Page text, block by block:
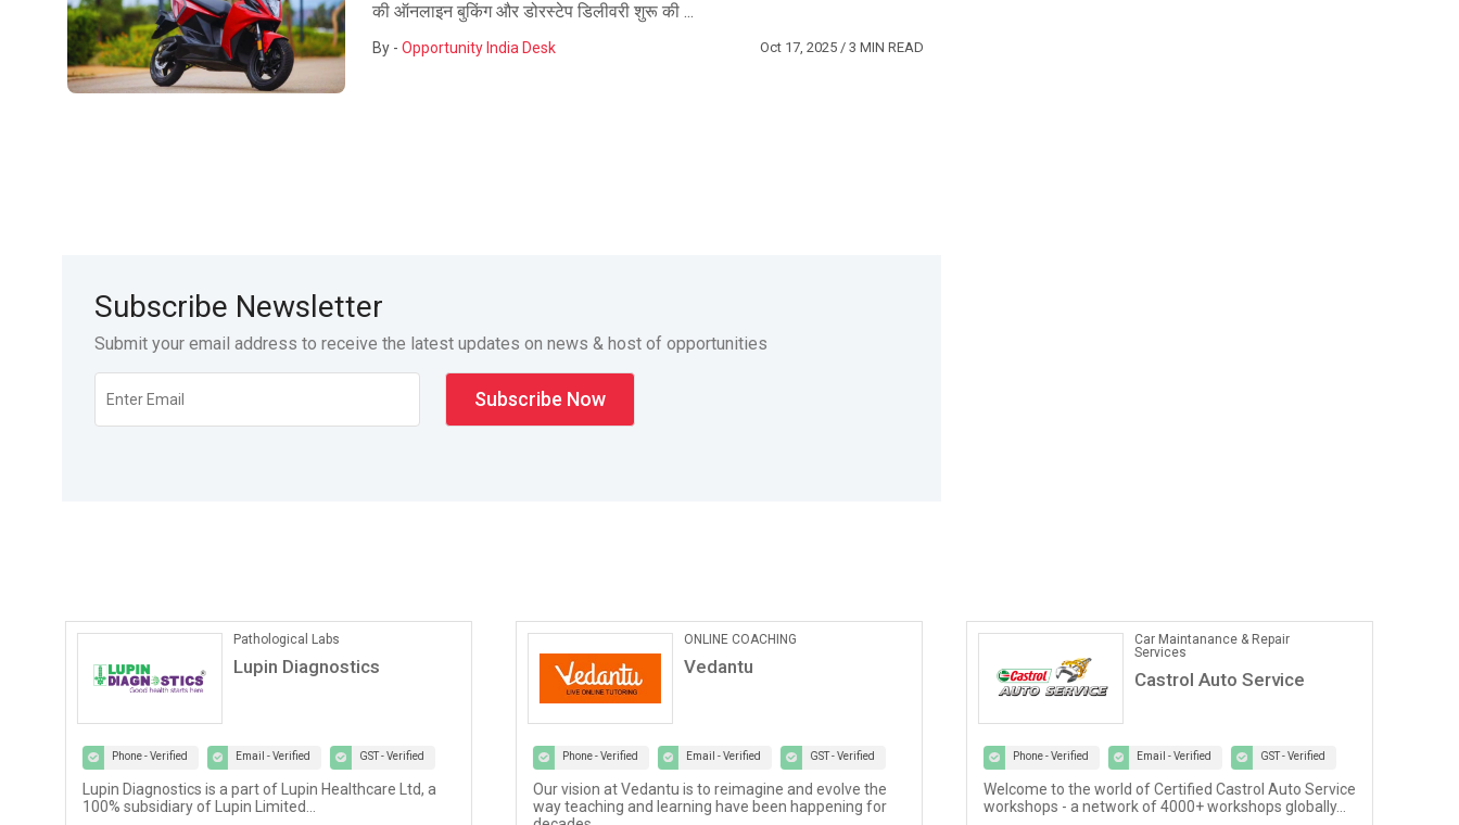
की ऑनलाइन बुकिंग और डोरस्टेप डिलीवरी शुरू की ...
By - Opportunity India Desk Oct 17, 2025/ 3 MIN READ
Subscribe Newsletter
Submit your email address to receive the latest updates on news & host of opportunities
Pathological Labs
Lupin Diagnostics
Phone - Verified Email - Verified GST - Verified
Lupin Diagnostics is a part of Lupin Healthcare Ltd, a
100% subsidiary of Lupin Limited...
ONLINE COACHING
Vedantu
Phone - Verified Email - Verified GST - Verified
Our vision at Vedantu is to reimagine and evolve the
way teaching and learning have been happening for
Car Maintanance & Repair
Services
Castrol Auto Service
Phone - Verified Email - Verified GST - Verified
Welcome to the world of Certified Castrol Auto Service
workshops - a network of 4000+ workshops globally...